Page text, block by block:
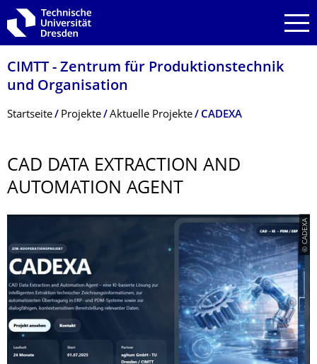
Zur Hauptnavigation springen
Zur Suche springen
Zum Inhalt springen
CIMTT - Zentrum für Produktionstechnik
und Organisation
Breadcrumb-Menü
Startseite Projekte Aktuelle Projekte CADEXA
CAD DATA EXTRACTION AND
AUTOMATION AGENT
© CADEXA